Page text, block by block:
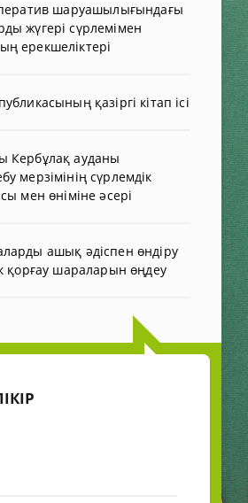
шаруашылығындағы
жүгері сүрлемімен
ерекшеліктері
қазіргі кітап ісі
Кербұлақ ауданы
мерзімінің сүрлемдік
мен өніміне әсері
ашық әдіспен өндіру
қорғау шараларын өңдеу